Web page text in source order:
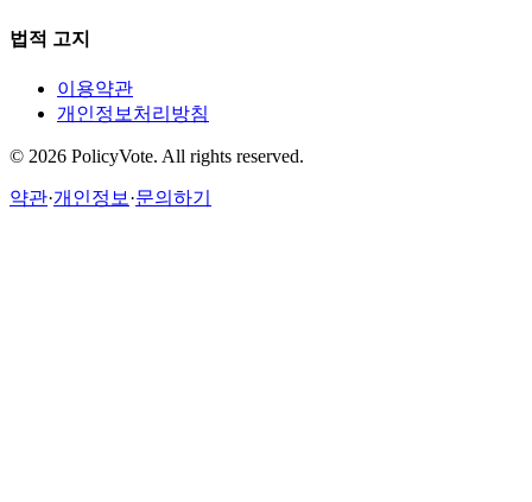
법적 고지
이용약관
개인정보처리방침
© 2026 PolicyVote. All rights reserved.
약관·개인정보 ·문의하기